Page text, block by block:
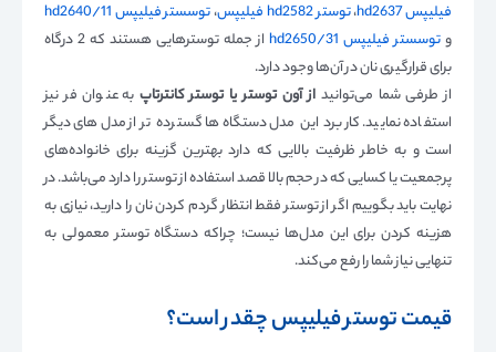
فیلیپس hd2637
،توستر hd2582 فیلیپس ،توسستر فیلیپس hd2640/11
و توسستر فیلیپس hd2650/31
از جمله توسترهایی هستند که 2 درگاه
برای قرارگیری نان در آن‌ها وجود دارد.
از طرفی شما می‌توانید از آون توستر یا توستر کانترتاپ به عنوان فر نیز
استفاده نمایید. کاربرد این مدل دستگاه‌ها گسترده تر از مدل‌های دیگر
است و به خاطر ظرفیت بالایی که دارد بهترین گزینه برای خانواده‌های
پرجمعیت یا کسایی که در حجم بالا قصد استفاده از توستر را دارد می‌باشد. در
نهایت باید بگوییم اگر از توستر فقط انتظار گردم کردن نان را دارید، نیازی به
هزینه کردن برای این مدل‌ها نیست؛ چراکه دستگاه توستر معمولی به
تنهایی نیاز شما را رفع می‌کند.
قیمت توستر فیلیپسچقدر است؟